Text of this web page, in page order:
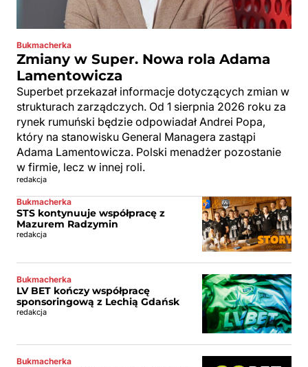
Bukmacherka
Zmiany w Super. Nowa rola Adama
Lamentowicza
Superbet przekazał informacje dotyczących zmian w
strukturach zarządczych. Od 1 sierpnia 2026 roku za
rynek rumuński będzie odpowiadał Andrei Popa,
który na stanowisku General Managera zastąpi
Adama Lamentowicza. Polski menadżer pozostanie
w firmie, lecz w innej roli.
redakcja
Bukmacherka
STS kontynuuje współpracę z
Mazurem Radzymin
redakcja
Bukmacherka
LV BET kończy współpracę
sponsoringową z Lechią Gdańsk
redakcja
Bukmacherka